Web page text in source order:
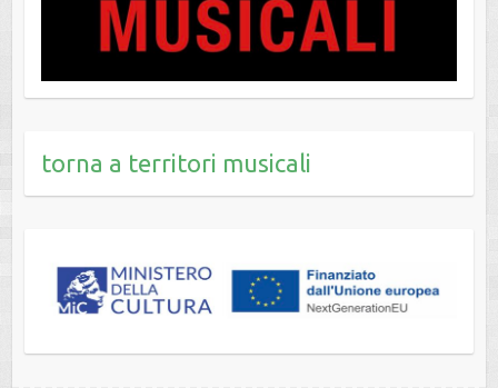
torna a territori musicali